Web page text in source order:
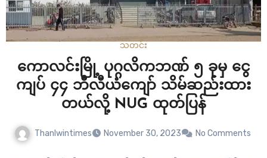
သတင်း
ကောလင်းမြို့ ပုဂ္ဂလိကဘဏ် ၅ ခုမှ ငွေ
ကျပ် ၄၄ ဘီလီယံကျော် သိမ်ဆည်းထား
တယ်လို့ NUG ထုတ်ပြန်
Thanlwintimes November 30, 2023 No Comments